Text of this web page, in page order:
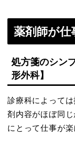
薬剤師が仕
処方箋のシン
形外科】
診療科によって
剤内容がほぼ同
にとって仕事が